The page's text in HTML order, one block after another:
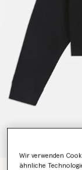
Wir verwenden
ähnliche